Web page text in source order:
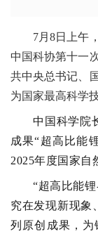
7月8日上午
中国科协第十一
共中央总书记、
为国家最高科学
中国科学院
成果“超高比能
2025年度国家自
“超高比能锂
究在发现新现象
列原创成果，为